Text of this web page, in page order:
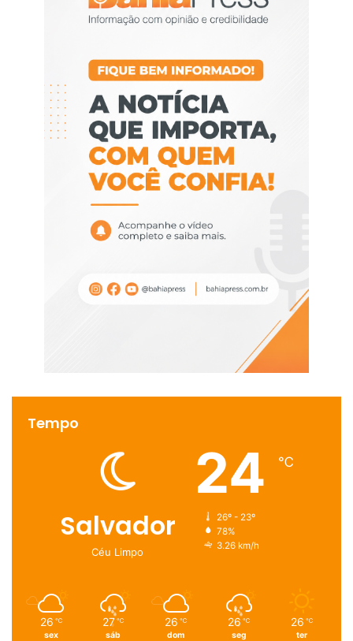
Tempo
Salvador
Céu Limpo
24 ℃
26º - 23º
78%
3.26 km/h
26 ℃
sex
27 ℃
sáb
26 ℃
dom
26 ℃
seg
26 ℃
ter